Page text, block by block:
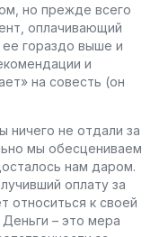
но прежде всего
оплачивающий
гораздо выше и
и
на совесть (он
ничего не отдали за
мы обесцениваем
нам даром.
оплату за
относиться к своей
– это мера